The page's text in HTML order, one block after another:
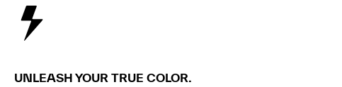
UNLEASH YOUR TRUE COLOR.